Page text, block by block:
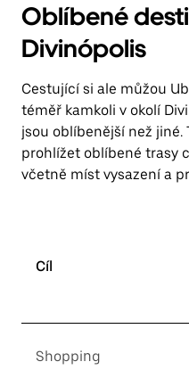
Oblíbené
Divinópolis
Cestující si ale můžou
téměř kamkoli v okolí
jsou oblíbenější než jiné.
prohlížet oblíbené trasy
včetně míst vysazení a
Cíl
Shopping